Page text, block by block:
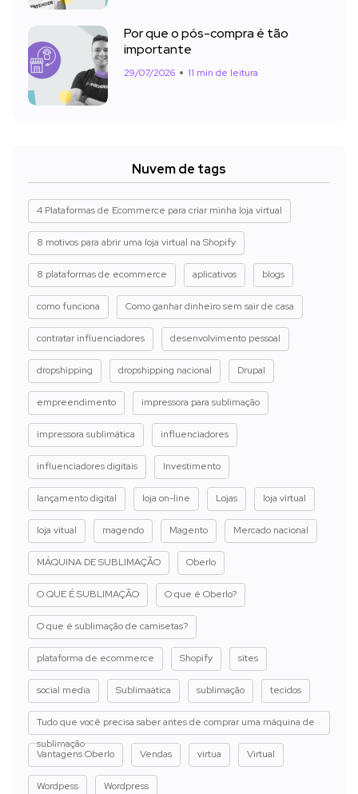
Por que o pós-compra é tão
importante
29/07/2026 11 min de leitura
Nuvem de tags
4 Plataformas de Ecommerce para criar minha loja virtual
8 motivos para abrir uma loja virtual na Shopify
8 plataformas de ecommerce aplicativos blogs
como funciona Como ganhar dinheiro sem sair de casa
contratar influenciadores desenvolvimento pessoal
dropshipping dropshipping nacional Drupal
empreendimento impressora para sublimação
impressora sublimática influenciadores
influenciadores digitais Investimento
lançamento digital loja on-line Lojas loja virtual
loja vitual magendo Magento Mercado nacional
MÁQUINA DE SUBLIMAÇÃO Oberlo
O QUE É SUBLIMAÇÃO O que é Oberlo?
O que é sublimação de camisetas?
plataforma de ecommerce Shopify sites
social media Sublimaática sublimação tecidos
Tudo que você precisa saber antes de comprar uma máquina de
sublimação
Vantagens Oberlo
Vendas virtua Virtual
Wordpess Wordpress